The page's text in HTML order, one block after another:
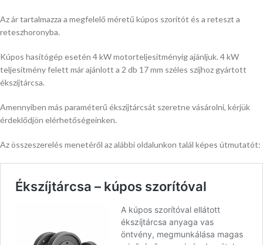
Az ár tartalmazza a megfelelő méretű kúpos szorítót és a reteszt a
reteszhoronyba.
Kúpos hasítógép esetén 4 kW motorteljesítményig ajánljuk. 4 kW
teljesítmény felett már ajánlott a 2 db 17 mm széles szíjhoz gyártott
ékszíjtárcsa.
Amennyiben más paraméterű ékszíjtárcsát szeretne vásárolni, kérjük
érdeklődjön elérhetőségeinken.
Az összeszerelés menetéről az alábbi oldalunkon talál képes útmutatót: